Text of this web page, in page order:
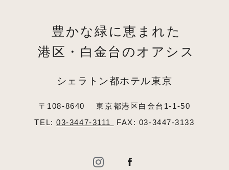
豊かな緑に恵まれた
港区・白金台のオアシス
シェラトン都ホテル東京
〒108-8640
東京都港区白金台1-1-50
TEL:03-3447-3111 FAX: 03-3447-3133